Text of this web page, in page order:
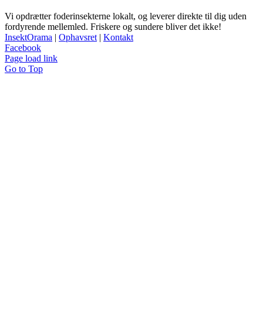
Vi opdrætter foderinsekterne lokalt, og leverer direkte til dig uden
fordyrende mellemled. Friskere og sundere bliver det ikke!
InsektOrama | Ophavsret | Kontakt
Facebook
Page load link
Go to Top